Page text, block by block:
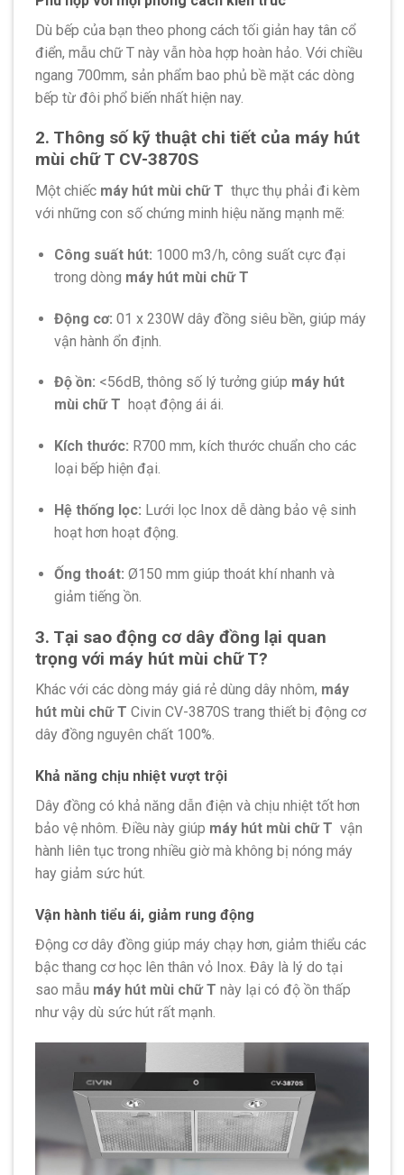
Dù bếp của bạn theo phong cách tối giản hay tân cổ
điển, mẫu chữ T này vẫn hòa hợp hoàn hảo. Với chiều
ngang 700mm, sản phẩm bao phủ bề mặt các dòng
bếp từ đôi phổ biến nhất hiện nay.
2. Thông số kỹ thuật chi tiết của máy hút
mùi chữ T CV-3870S
Một chiếc máy hút mùi chữ T thực thụ phải đi kèm
với những con số chứng minh hiệu năng mạnh mẽ:
Công suất hút: 1000 m3/h, công suất cực đại
trong dòng máy hút mùi chữ T
Động cơ: 01 x 230W dây đồng siêu bền, giúp máy
vận hành ổn định.
Độ ồn: <56dB, thông số lý tưởng giúp máy hút
mùi chữ T hoạt động ái ái.
Kích thước: R700 mm, kích thước chuẩn cho các
loại bếp hiện đại.
Hệ thống lọc: Lưới lọc Inox dễ dàng bảo vệ sinh
hoạt hơn hoạt động.
Ống thoát: Ø150 mm giúp thoát khí nhanh và
giảm tiếng ồn.
3. Tại sao động cơ dây đồng lại quan
trọng với máy hút mùi chữ T?
Khác với các dòng máy giá rẻ dùng dây nhôm, máy
hút mùi chữ T Civin CV-3870S trang thiết bị động cơ
dây đồng nguyên chất 100%.
Khả năng chịu nhiệt vượt trội
Dây đồng có khả năng dẫn điện và chịu nhiệt tốt hơn
bảo vệ nhôm. Điều này giúp máy hút mùi chữ T vận
hành liên tục trong nhiều giờ mà không bị nóng máy
hay giảm sức hút.
Vận hành tiểu ái, giảm rung động
Động cơ dây đồng giúp máy chạy hơn, giảm thiểu các
bậc thang cơ học lên thân vỏ Inox. Đây là lý do tại
sao mẫu máy hút mùi chữ T này lại có độ ồn thấp
như vậy dù sức hút rất mạnh.